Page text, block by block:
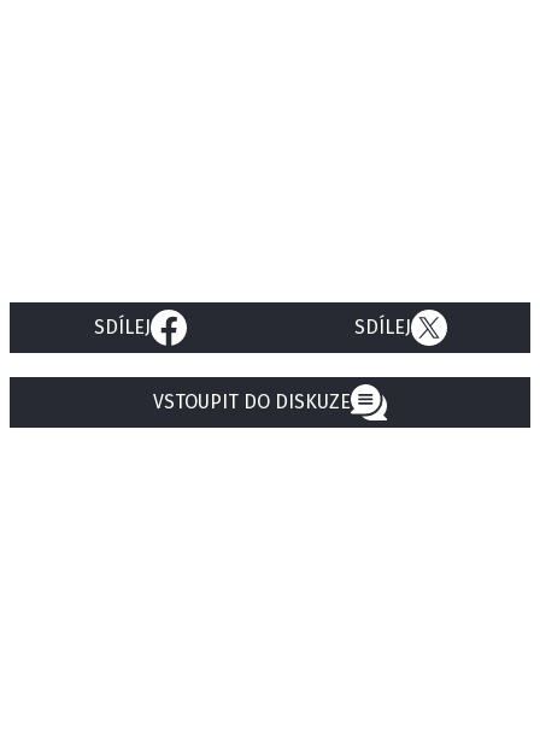
SDÍLEJ SDÍLEJ
VSTOUPIT DO DISKUZE